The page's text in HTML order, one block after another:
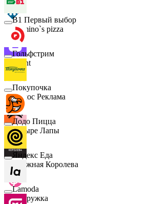
Domino`s pizza
Urent
Эдмос Реклама
Четыре Лапы
Снежная Королева
Подружка
B1 Первый выбор
Гольфстрим
Покупочка
Додо Пицца
Яндекс Еда
Lamoda